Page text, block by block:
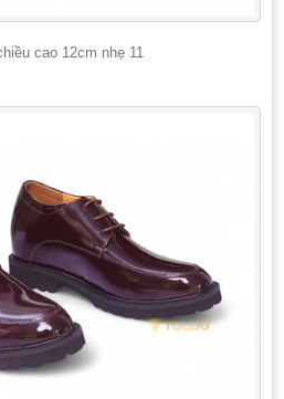
cao 12cm nhẹ 11